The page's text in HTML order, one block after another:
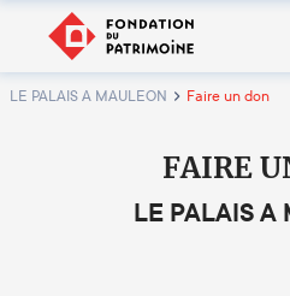
LE PALAIS A MAULEON Faire un don
FAIRE
LE PALAIS A